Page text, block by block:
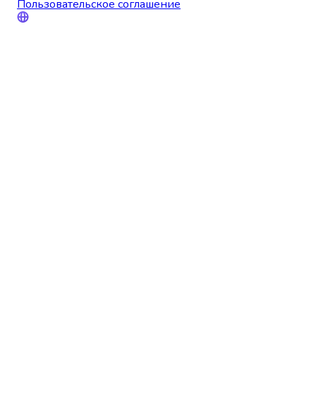
Пользовательское соглашение